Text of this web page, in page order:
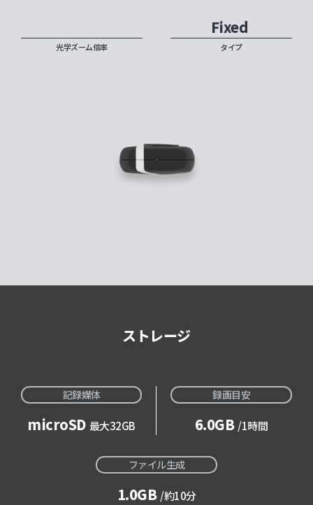
光学ズーム倍率
Fixed
タイプ
ストレージ
記録媒体
microSD 最大32GB
録画目安
6.0GB /1時間
ファイル生成
1.0GB /約10分